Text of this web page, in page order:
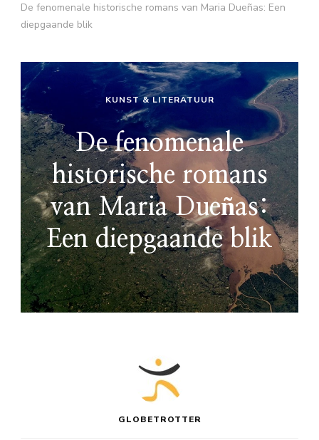
De fenomenale historische romans van Maria Dueñas: Een
diepgaande blik
KUNST & LITERATUUR
De fenomenale
historische romans
van Maria Dueñas:
Een diepgaande blik
GLOBETROTTER